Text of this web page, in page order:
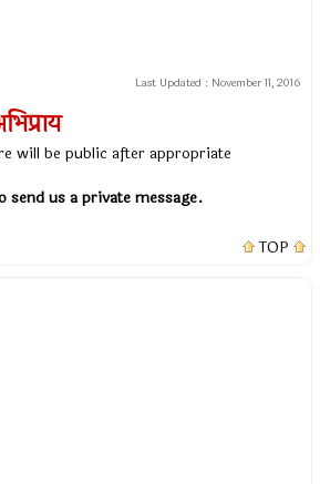
Last Updated : November 11, 2016
will be public after appropriate
send us a private message.
TOP